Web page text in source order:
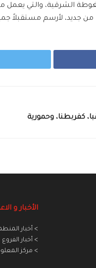
الشرقية، والتي يعمل
جديد، لأرسم مستقبلاً
كفربطنا، وحمورية
الأخبار و
> أخبار
> أخبار الفروع
> مركز